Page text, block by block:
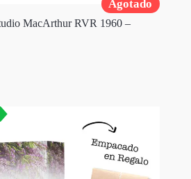
Agotado
MacArthur RVR 1960 –